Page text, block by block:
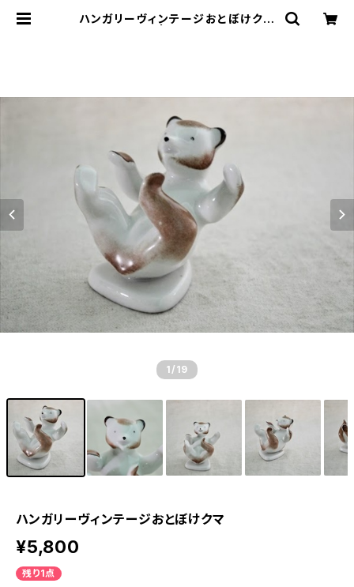
ハンガリーヴィンテージおとぼけクマ
1 /19
ハンガリーヴィンテージおとぼけクマ
¥5,800
残り1点